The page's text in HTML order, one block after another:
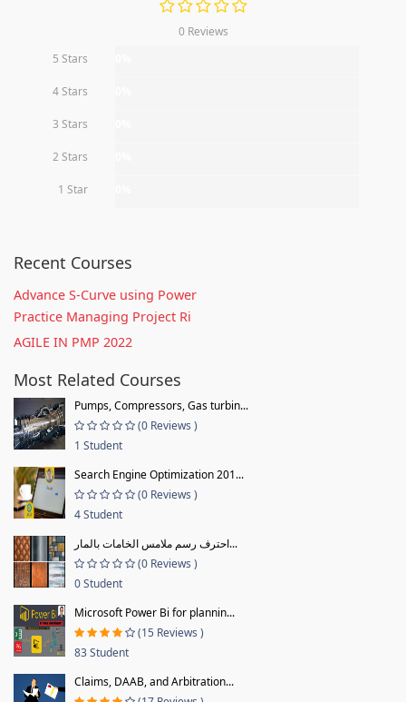
0 Reviews
5 Stars
4 Stars
3 Stars
2 Stars
1 Star
Recent Courses
Advance S-Curve using Power
Practice Managing Project Ri
AGILE IN PMP 2022
Most Related Courses
Pumps, Compressors, Gas turbin...
(0 Reviews )
1 Student
Search Engine Optimization 201...
(0 Reviews )
4 Student
احترف رسم ملامس الخامات بالمار...
(0 Reviews )
0 Student
Microsoft Power Bi for plannin...
(15 Reviews )
83 Student
Claims, DAAB, and Arbitration...